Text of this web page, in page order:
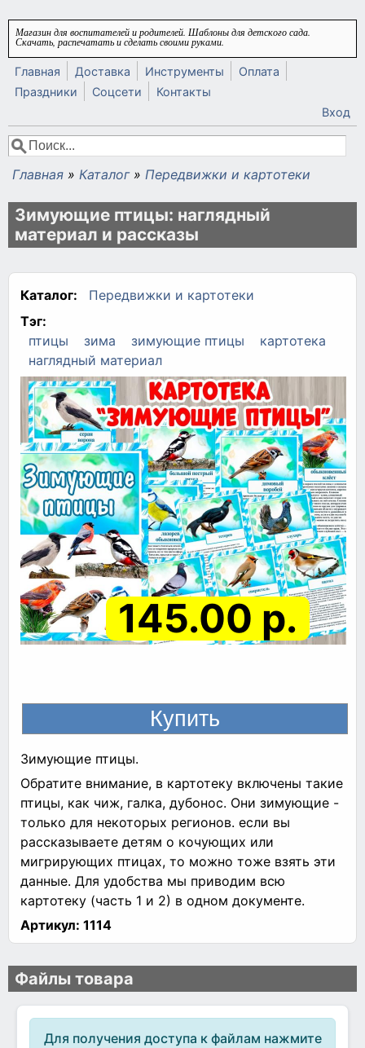
Перейти к основному содержанию
Магазин для воспитателей и родителей. Шаблоны для детского сада.
Скачать, распечатать и сделать своими руками.
Главная Доставка Инструменты
Оплата
Праздники
Соцсети
Контакты
Вход
Форма поиска
Поиск
Вы здесь
Главная » Каталог » Передвижки и картотеки
Зимующие птицы: наглядный
материал и рассказы
Каталог:
Передвижки и картотеки
Тэг:
птицы
зима зимующие птицы
картотека
наглядный материал
145.00 р.
Зимующие птицы.
Обратите внимание, в картотеку включены такие
птицы, как чиж, галка, дубонос. Они зимующие -
только для некоторых регионов. если вы
рассказываете детям о кочующих или
мигрирующих птицах, то можно тоже взять эти
данные. Для удобства мы приводим всю
картотеку (часть 1 и 2) в одном документе.
Артикул: 1114
Файлы товара
Для получения доступа к файлам нажмите